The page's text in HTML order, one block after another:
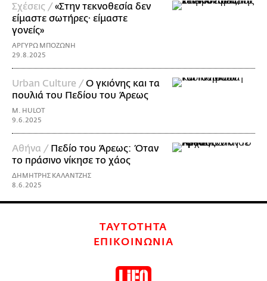
Σχέσεις /«Στην τεκνοθεσία δεν
είμαστε σωτήρες· είμαστε
γονείς»
ΑΡΓΥΡΩ ΜΠΟΖΩΝΗ
29.8.2025
Urban Culture /Ο γκιόνης και τα
πουλιά του Πεδίου του Άρεως
M. HULOT
9.6.2025
Αθήνα / Πεδίο του Άρεως: Όταν
το πράσινο νίκησε το χάος
ΔΗΜΗΤΡΗΣ ΚΑΛΑΝΤΖΗΣ
8.6.2025
ΤΑΥΤΟΤΗΤΑ
ΕΠΙΚΟΙΝΩΝΙΑ